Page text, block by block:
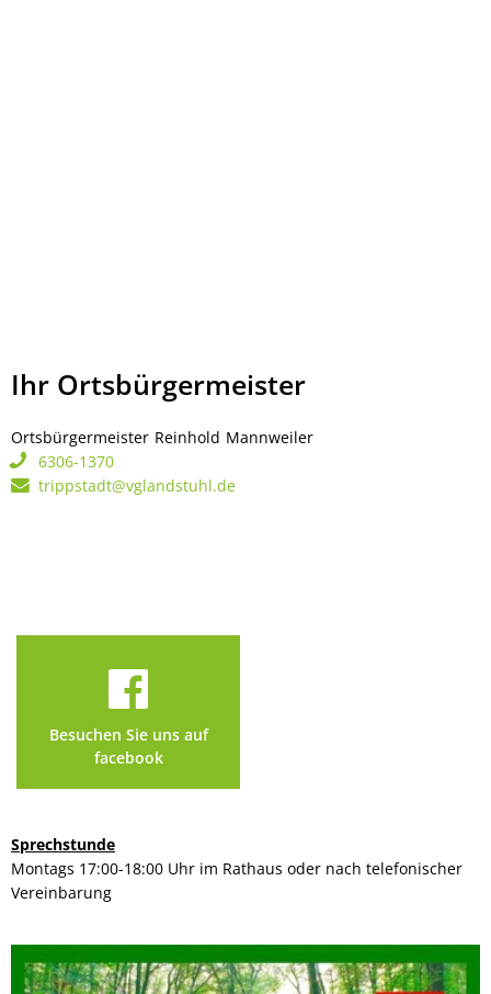
Ihr Ortsbürgermeister
Ortsbürgermeister Reinhold Mannweiler
6306-1370
trippstadt@vglandstuhl.de
Besuchen Sie uns auf
facebook
Sprechstunde
Montags 17:00-18:00 Uhr im Rathaus oder nach telefonischer
Vereinbarung